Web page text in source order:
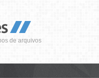
de arquivos